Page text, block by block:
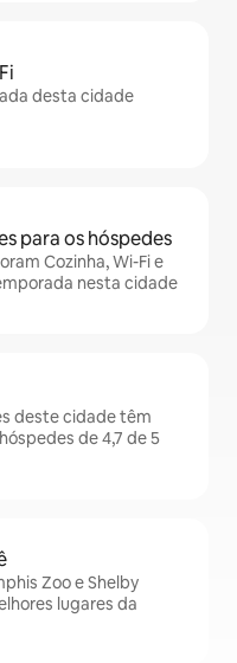
desta cidade
para os hóspedes
Cozinha, Wi-Fi e
nesta cidade
deste cidade têm
de 4,7 de 5
Zoo e Shelby
lugares da